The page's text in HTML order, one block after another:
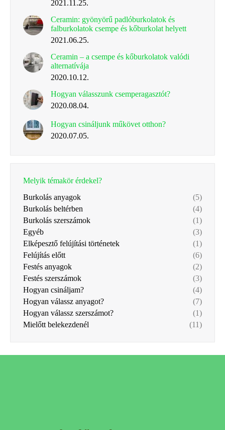
2021.11.25.
Ceramin: gyönyörű padlóburkolatok és
falburkolatok csempe és kőburkolat helyett
2021.06.25.
Ceramin – a csempe és kőburkolatok valódi
alternatívája
2020.10.12.
Hogyan válasszunk csemperagasztót?
2020.08.04.
Hogyan csináljunk műkövet otthon?
2020.07.05.
Melyik témakör érdekel?
Burkolás anyagok
(5)
Burkolás beltérben
(4)
Burkolás szerszámok
(1)
Egyéb
(3)
Elképesztő felújítási történetek
(1)
Felújítás előtt
(6)
Festés anyagok
(2)
Festés szerszámok
(3)
Hogyan csináljam?
(4)
Hogyan válassz anyagot?
(7)
Hogyan válassz szerszámot?
(1)
Mielőtt belekezdenél
(11)